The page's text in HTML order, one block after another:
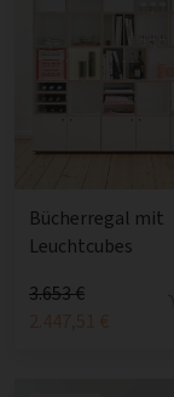
Bücherregal mit
Leuchtcubes
3.653 €
2.447,51 €